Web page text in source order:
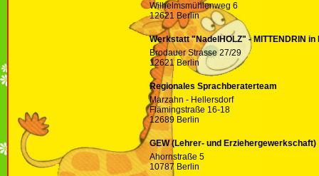
Wilhelmsmühlenweg 6
12621 Berlin
Werkstatt "NadelHOLZ" - MITTENDRIN
Brodauer Strasse 27/29
12621 Berlin
Regionales Sprachberaterteam
Marzahn - Hellersdorf
Flämingstraße 16-18
12689 Berlin
GEW (Lehrer- und Erziehergewerkschaft)
Ahornstraße 5
10787 Berlin